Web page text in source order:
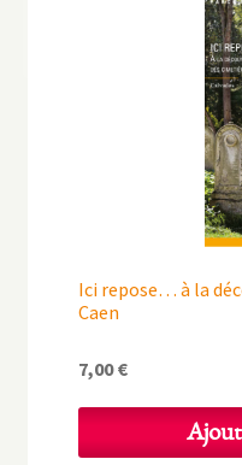
Ici repose… à la
Caen
7,00€